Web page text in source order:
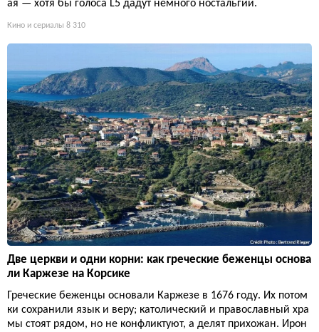
ая — хотя бы голоса L5 дадут немного ностальгии.
Кино и сериалы 8 310
Две церкви и одни корни: как греческие беженцы основа
ли Каржезе на Корсике
Греческие беженцы основали Каржезе в 1676 году. Их потом
ки сохранили язык и веру; католический и православный хра
мы стоят рядом, но не конфликтуют, а делят прихожан. Ирон